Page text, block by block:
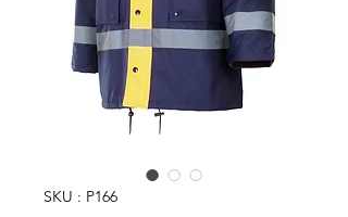
SKU : P166